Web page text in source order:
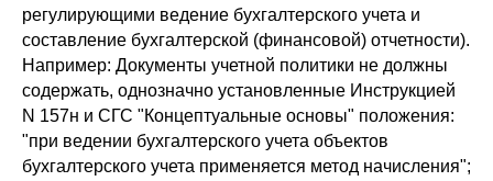
регулирующими ведение бухгалтерского учета и
составление бухгалтерской (финансовой) отчетности).
Например: Документы учетной политики не должны
содержать, однозначно установленные Инструкцией
N 157н и СГС "Концептуальные основы" положения:
"при ведении бухгалтерского учета объектов
бухгалтерского учета применяется метод начисления";